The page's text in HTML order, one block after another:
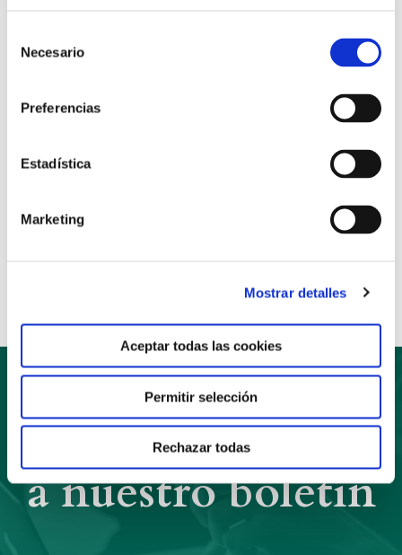
Necesario
Preferencias
Estadística
Marketing
Mostrar detalles
Aceptar todas las cookies
Permitir selección
Rechazar todas
El encuentro comenzará a las 15:30 horas. Puedes
participar en el webinar pinchando en el siguiente
Anterior Siguiente
Suscríbete
a nuestro boletín